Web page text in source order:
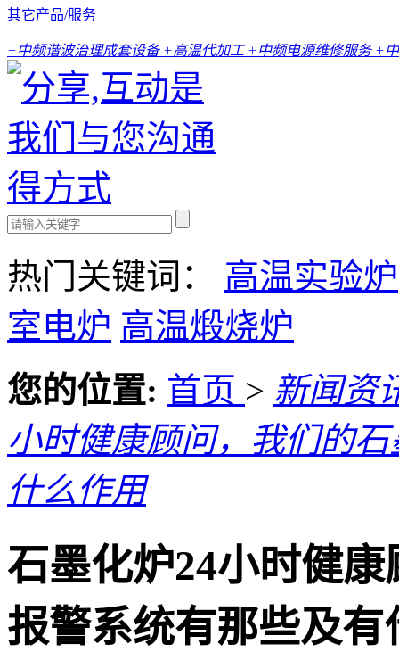
其它产品/服务
+中频谐波治理成套设备 +高温代加工+中频电源维修服务 +
热门关键词： 高温实验炉
室电炉 高温煅烧炉
您的位置: 首页 > 新闻资
小时健康顾问，我们的
什么作用
石墨化炉24小时健
报警系统有那些及有